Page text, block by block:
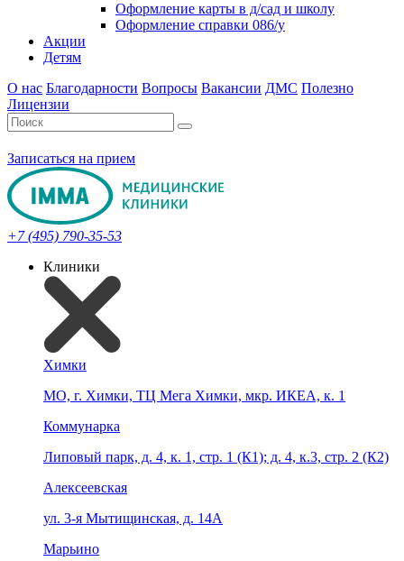
Оформление карты в д/сад и школу
Оформление справки 086/у
Акции
Детям
О нас Благодарности Вопросы Вакансии ДМС Полезно
Лицензии
Записаться на прием
+7 (495) 790-35-53
Клиники
Химки
МО, г. Химки, ТЦ Мега Химки, мкр. ИКЕА, к. 1
Коммунарка
Липовый парк, д. 4, к. 1, стр. 1 (К1); д. 4, к.3, стр. 2 (К2)
Алексеевская
ул. 3-я Мытищинская, д. 14А
Марьино